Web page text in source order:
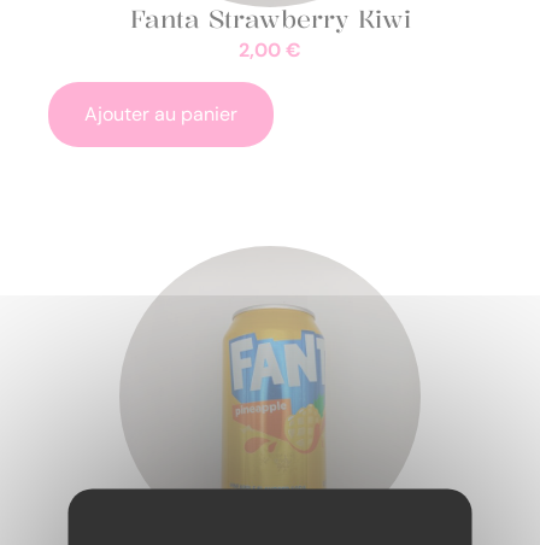
Fanta Strawberry Kiwi
2,00€
Ajouter au panier